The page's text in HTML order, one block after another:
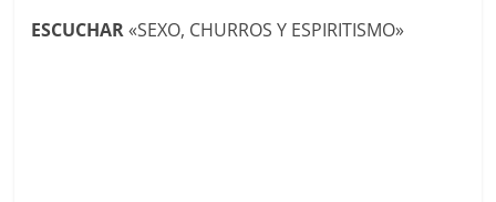
ESCUCHAR«SEXO, CHURROS Y ESPIRITISMO»